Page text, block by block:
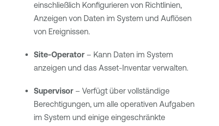
einschließlich Konfigurieren von Richtlinien,
Anzeigen von Daten im System und Auflösen
von Ereignissen.
Site-Operator– Kann Daten im System
anzeigen und das Asset-Inventar verwalten.
Supervisor– Verfügt über vollständige
Berechtigungen, um alle operativen Aufgaben
im System und einige eingeschränkte